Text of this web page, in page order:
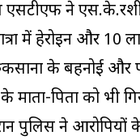
एसटीएफ ने
में हेरोइन और
के बहनोई और
माता-पिता को भी
पुलिस ने